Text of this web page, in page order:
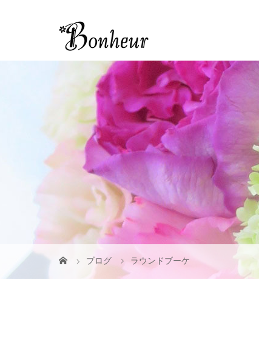
ブログ ラウンドブーケ